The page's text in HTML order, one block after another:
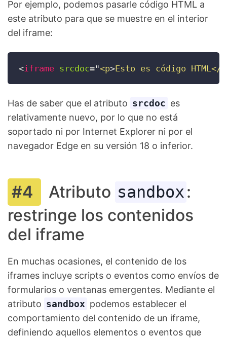
Por ejemplo, podemos pasarle código HTML a
este atributo para que se muestre en el interior
del iframe:
<iframe srcdoc="<p>Esto es código HTML</p
Has de saber que el atributo srcdoc es
relativamente nuevo, por lo que no está
soportado ni por Internet Explorer ni por el
navegador Edge en su versión 18 o inferior.
Atributo sandbox:
restringe los contenidos
del iframe
En muchas ocasiones, el contenido de los
iframes incluye scripts o eventos como envíos de
formularios o ventanas emergentes. Mediante el
atributo sandbox podemos establecer el
comportamiento del contenido de un iframe,
definiendo aquellos elementos o eventos que